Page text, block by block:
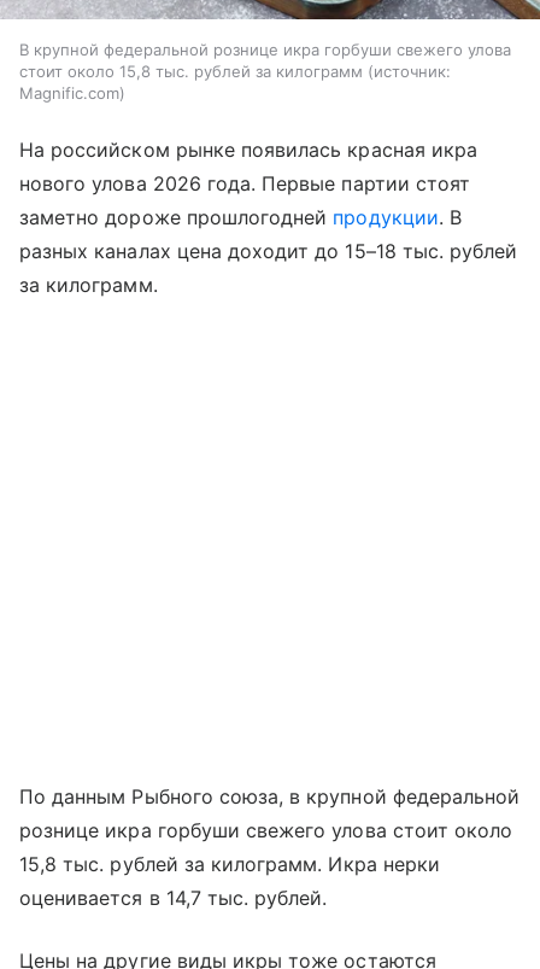
В крупной федеральной рознице икра горбуши свежего улова
стоит около 15,8 тыс. рублей за килограмм
источник:
Magnific.com
На российском рынке появилась красная икра
нового улова 2026 года. Первые партии стоят
заметно дороже прошлогодней продукции. В
разных каналах цена доходит до 15–18 тыс. рублей
за килограмм.
По данным Рыбного союза, в крупной федеральной
рознице икра горбуши свежего улова стоит около
15,8 тыс. рублей за килограмм. Икра нерки
оценивается в 14,7 тыс. рублей.
Цены на другие виды икры тоже остаются